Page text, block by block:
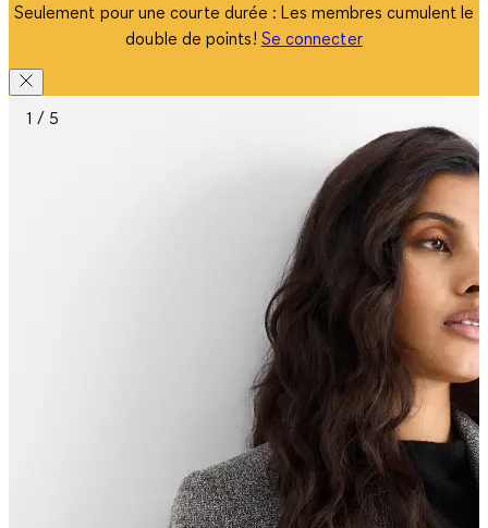
Seulement pour une courte durée : Les membres cumulent le
double de points! Se connecter
1 / 5